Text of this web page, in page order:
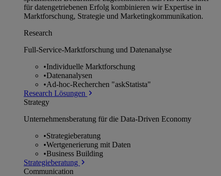
für datengetriebenen Erfolg kombinieren wir Expertise in
Marktforschung, Strategie und Marketingkommunikation.
Research
Full-Service-Marktforschung und Datenanalyse
•Individuelle Marktforschung
•Datenanalysen
•Ad-hoc-Recherchen "askStatista"
Research Lösungen
Strategy
Unternehmens­beratung für die Data-Driven Economy
•Strategieberatung
•Wertgenerierung mit Daten
•Business Building
Strategieberatung
Communication